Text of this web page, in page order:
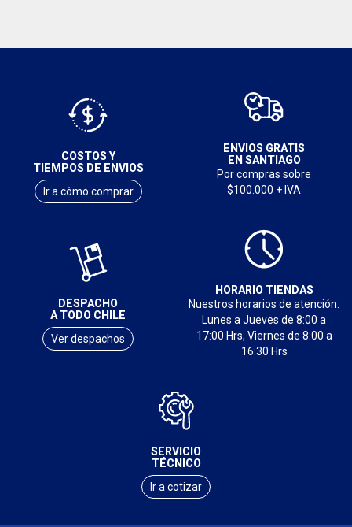
COSTOS Y
TIEMPOS DE ENVIOS
Ir a cómo comprar
ENVIOS GRATIS
EN SANTIAGO
Por compras sobre
$100.000 + IVA
DESPACHO
A TODO CHILE
Ver despachos
HORARIO TIENDAS
Nuestros horarios de atención:
Lunes a Jueves de 8:00 a
17:00 Hrs, Viernes de 8:00 a
16:30 Hrs
SERVICIO
TÉCNICO
Ir a cotizar